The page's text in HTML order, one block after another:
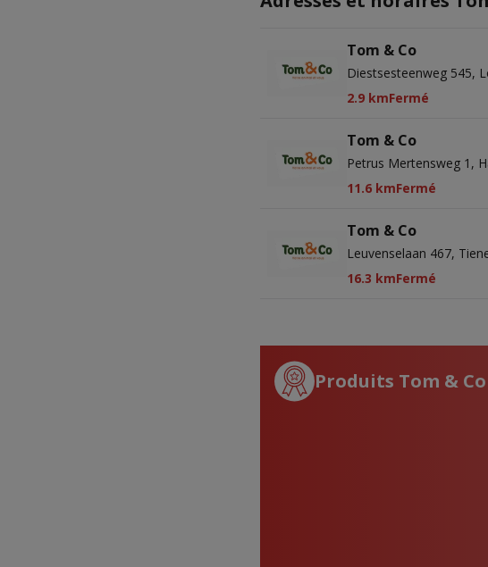
Tom & Co
Diestsesteenweg 545,
2.9 kmFermé
Tom & Co
Petrus Mertensweg 1,
11.6 kmFermé
Tom & Co
Leuvenselaan 467,
16.3 kmFermé
Produits Tom &